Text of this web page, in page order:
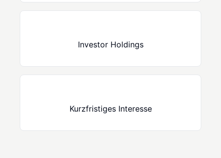
Investor Holdings
Kurzfristiges Interesse